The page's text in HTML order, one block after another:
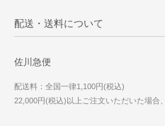
配送・送料について
佐川急便
配送料：全国一律1,100円(税込)
22,000円(税込)以上ご注文いただいた場合